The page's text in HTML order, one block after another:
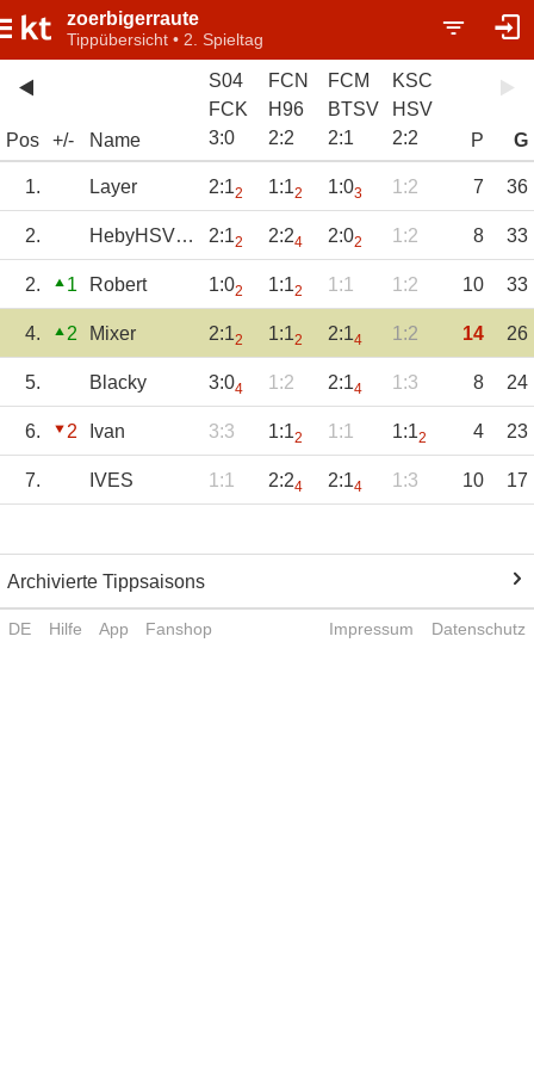
zoerbigerraute
Tippübersicht • 2. Spieltag
Pos +/- Name
S04
FCK
3:0
FCN
H96
2:2
FCM
BTSV
2:1
KSC
HSV
2:2 P G
1. Layer 2:12 1:12 1:03 1:2 7 36
2. HebyHSV1976 2:12 2:24 2:02 1:2 8 33
2. 1 Robert 1:02 1:12 1:1 1:2 10 33
4. 2 Mixer 2:12 1:12 2:14 1:2 14 26
5. Blacky 3:04 1:2 2:14 1:3 8 24
6. 2 Ivan 3:3 1:12 1:1 1:12 4 23
7. IVES 1:1 2:24 2:14 1:3 10 17
Archivierte Tippsaisons
DE Hilfe App Fanshop Impressum Datenschutz